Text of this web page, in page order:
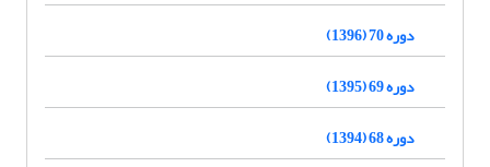
دوره 70 (1396)
دوره 69 (1395)
دوره 68 (1394)